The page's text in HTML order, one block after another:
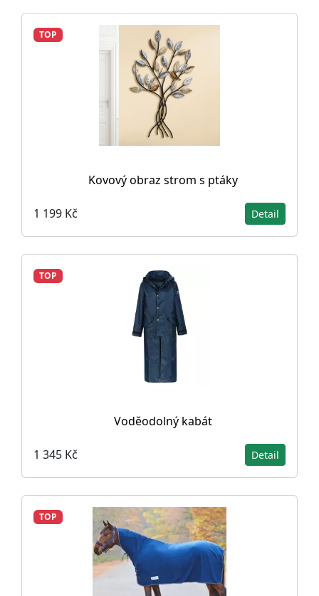
TOP
Kovový obraz strom s ptáky
1 199 Kč Detail
TOP
Voděodolný kabát
1 345 Kč Detail
TOP